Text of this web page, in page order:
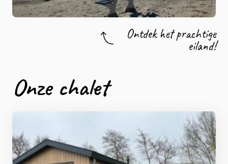
Ontdek het prachtige
eiland!
Onze chalet